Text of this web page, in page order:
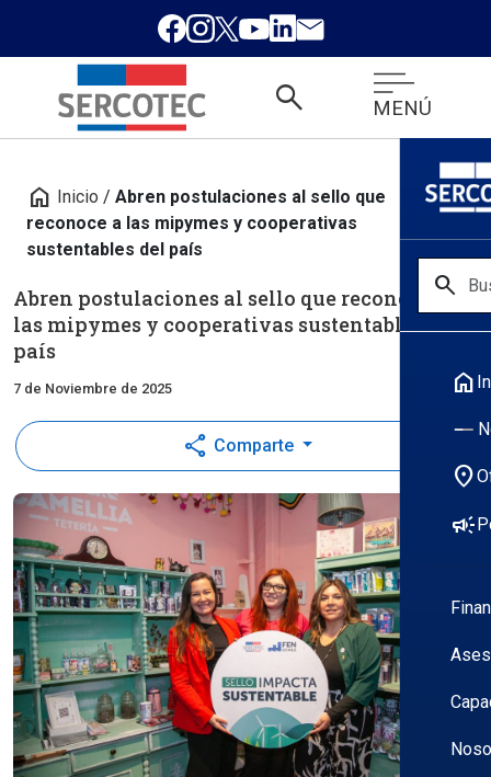
search MENÚ
search
home
location_on
campaign
home Inicio / Abren postulaciones al sello que
reconoce a las mipymes y cooperativas
sustentables del país
Abren postulaciones al sello que reconoce a
las mipymes y cooperativas sustentables del
país
7 de Noviembre de 2025
share Comparte